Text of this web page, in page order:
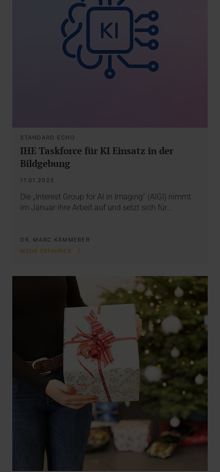
STANDARD ECHO
IHE Taskforce für KI Einsatz in der
Bildgebung
11.01.2023
Die „Interest Group for AI in Imaging“ (AIGI) nimmt
im Januar ihre Arbeit auf und setzt sich für…
DR. MARC KÄMMERER
MEHR ERFAHREN